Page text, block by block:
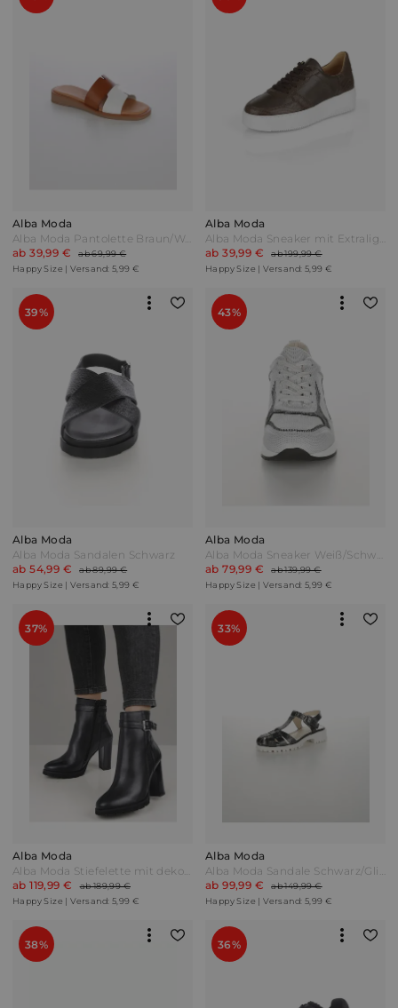
Alba Moda
Alba Moda Pantolette Braun/Weiß
ab 39,99 €
ab 69,99 €
Happy Size | Versand: 5,99 €
Alba Moda
Alba Moda Sneaker mit Extralight Plateausohle Braun
ab 39,99 €
ab 199,99 €
Happy Size | Versand: 5,99 €
39%
Alba Moda
Alba Moda Sandalen Schwarz
ab 54,99 €
ab 89,99 €
Happy Size | Versand: 5,99 €
43%
Alba Moda
Alba Moda Sneaker Weiß/Schwarz/Silberfarben
ab 79,99 €
ab 139,99 €
Happy Size | Versand: 5,99 €
37%
Alba Moda
Alba Moda Stiefelette mit dekorativer Schließe Schwarz
ab 119,99 €
ab 189,99 €
Happy Size | Versand: 5,99 €
33%
Alba Moda
Alba Moda Sandale Schwarz/Glitzer
ab 99,99 €
ab 149,99 €
Happy Size | Versand: 5,99 €
38% 36%